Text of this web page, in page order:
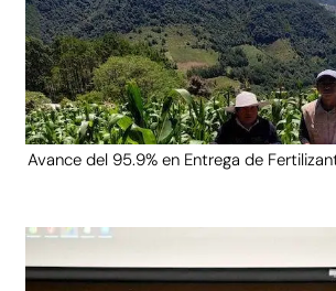
Avance del 95.9% en Entrega de